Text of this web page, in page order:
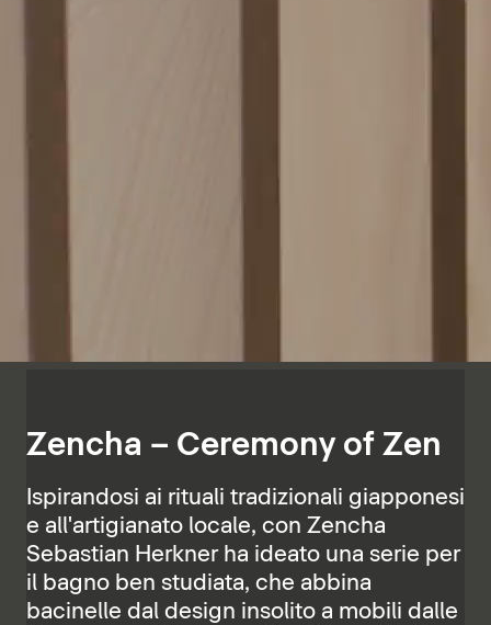
Zencha – Ceremony of Zen
Ispirandosi ai rituali tradizionali giapponesi
e all'artigianato locale, con Zencha
Sebastian Herkner ha ideato una serie per
il bagno ben studiata, che abbina
bacinelle dal design insolito a mobili dalle